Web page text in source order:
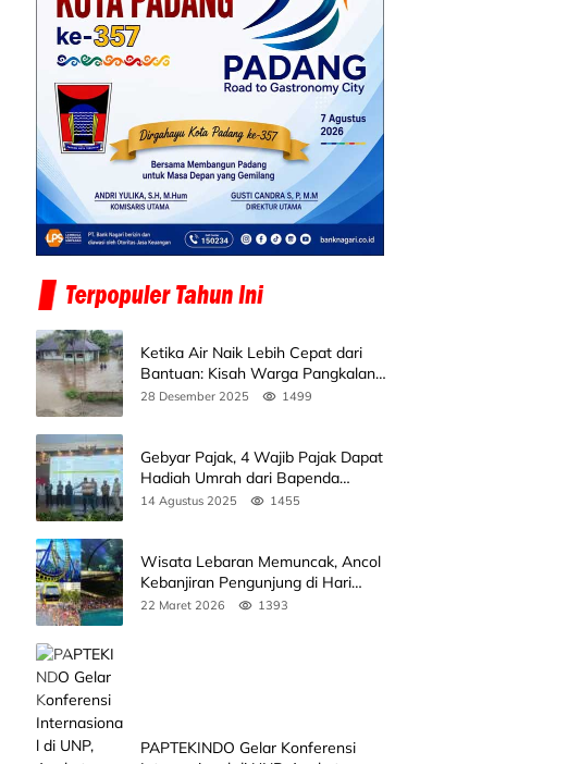
Ketika Air Naik Lebih Cepat dari
Bantuan: Kisah Warga Pangkalan
Koto Baru Bertahan di Tengah
28 Desember 2025 1499
Gebyar Pajak, 4 Wajib Pajak Dapat
Hadiah Umrah dari Bapenda
Sumbar
14 Agustus 2025 1455
Wisata Lebaran Memuncak, Ancol
Kebanjiran Pengunjung di Hari
Kedua
22 Maret 2026 1393
PAPTEKINDO Gelar Konferensi